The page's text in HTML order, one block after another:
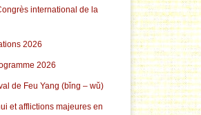
international de la
2026
2026
de Feu Yang (bǐng – wǔ)
et afflictions majeures en